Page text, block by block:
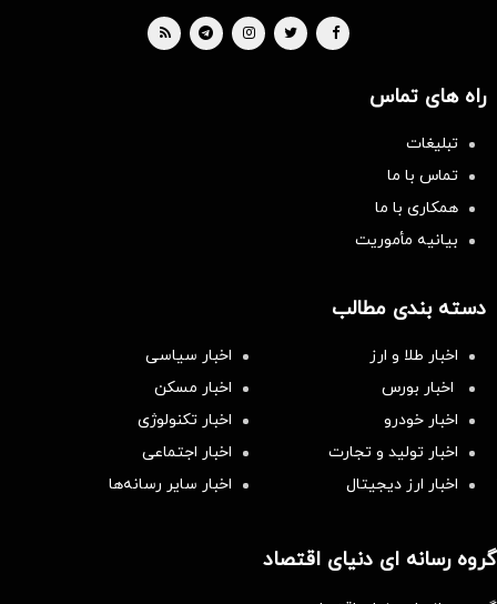
راه های تماس
تبلیغات
تماس با ما
همکاری با ما
بیانیه مأموریت
دسته بندی مطالب
اخبار طلا و ارز
اخبار سیاسی
اخبار بورس
اخبار مسکن
اخبار خودرو
اخبار تکنولوژی
اخبار تولید و تجارت
اخبار اجتماعی
اخبار ارز دیجیتال
اخبار سایر رسانه‌‌ها
گروه رسانه ای دنیای اقتصاد